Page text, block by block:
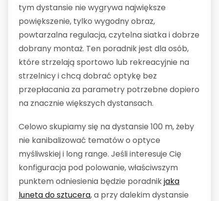
tym dystansie nie wygrywa największe
powiększenie, tylko wygodny obraz,
powtarzalna regulacja, czytelna siatka i dobrze
dobrany montaż. Ten poradnik jest dla osób,
które strzelają sportowo lub rekreacyjnie na
strzelnicy i chcą dobrać optykę bez
przepłacania za parametry potrzebne dopiero
na znacznie większych dystansach.
Celowo skupiamy się na dystansie 100 m, żeby
nie kanibalizować tematów o optyce
myśliwskiej i long range. Jeśli interesuje Cię
konfiguracja pod polowanie, właściwszym
punktem odniesienia będzie poradnikjaka
luneta do sztucera, a przy dalekim dystansie